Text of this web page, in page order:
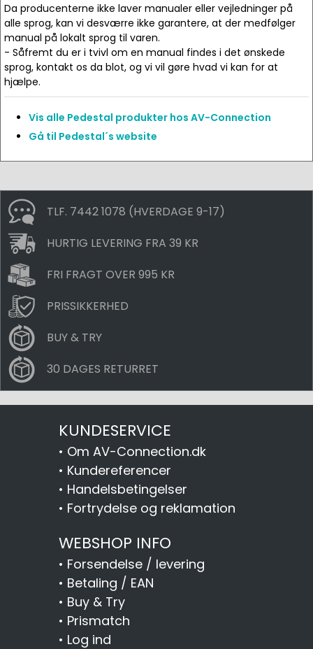
Da producenterne ikke laver manualer eller vejledninger på
alle sprog, kan vi desværre ikke garantere, at der medfølger
manual på lokalt sprog til varen.
- Såfremt du er i tvivl om en manual findes i det ønskede
sprog, kontakt os da blot, og vi vil gøre hvad vi kan for at
hjælpe.
Vis alle Pedestal produkter hos AV-Connection
Gå til Pedestal´s website
TLF. 7442 1078 (HVERDAGE 9-17)
HURTIG LEVERING FRA 39 KR
FRI FRAGT OVER 995 KR
PRISSIKKERHED
BUY & TRY
30 DAGES RETURRET
KUNDESERVICE
• Om AV-Connection.dk
• Kundereferencer
• Handelsbetingelser
• Fortrydelse og reklamation
WEBSHOP INFO
• Forsendelse / levering
• Betaling / EAN
• Buy & Try
• Prismatch
• Log ind